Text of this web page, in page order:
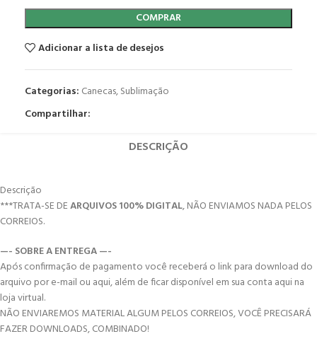
COMPRAR
Adicionar a lista de desejos
Categorias: Canecas,Sublimação
Compartilhar:
DESCRIÇÃO
Descrição
***TRATA-SE DEARQUIVOS 100% DIGITAL, NÃO ENVIAMOS NADA PELOS
CORREIOS.
—- SOBRE A ENTREGA —-
Após confirmação de pagamento você receberá o link para download do
arquivo por e-mail ou aqui, além de ficar disponível em sua conta aqui na
loja virtual.
NÃO ENVIAREMOS MATERIAL ALGUM PELOS CORREIOS, VOCÊ PRECISARÁ
FAZER DOWNLOADS, COMBINADO!